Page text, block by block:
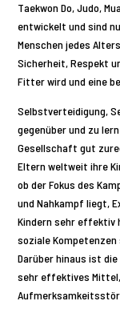
Taekwon Do, Judo,
entwickelt und sind
Menschen jedes
Sicherheit, Respekt
Fitter wird und eine
Selbstverteidigung,
gegenüber und zu
Gesellschaft gut
Eltern weltweit ihre
ob der Fokus des
und Nahkampf liegt,
Kindern sehr
soziale
Darüber hinaus ist
sehr effektives